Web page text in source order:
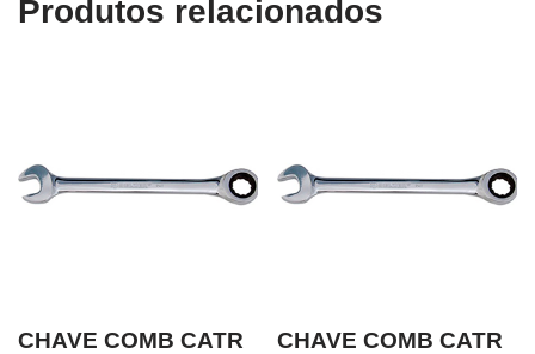
Produtos relacionados
CHAVE COMB CATR
CHAVE COMB CATR